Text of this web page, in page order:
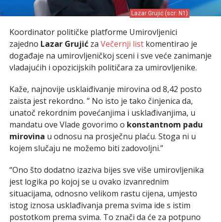
Lazar Grujić (scr: N1)
Koordinator političke platforme Umirovljenici
zajedno Lazar Grujićza Večernji listkomentirao je
događaje na umirovljeničkoj sceni i sve veće zanimanje
vladajućih i opozicijskih političara za umirovljenike.
Kaže, najnovije usklaiđivanje mirovina od 8,42 posto
zaista jest rekordno. ” No isto je tako činjenica da,
unatoč rekordnim povećanjima i usklađivanjima, u
mandatu ove Vlade govorimo o konstantnom padu
mirovina u odnosu na prosječnu plaću. Stoga ni u
kojem slučaju ne možemo biti zadovoljni.”
“Ono što dodatno izaziva bijes sve više umirovljenika
jest logika po kojoj se u ovako izvanrednim
situacijama, odnosno velikom rastu cijena, umjesto
istog iznosa usklađivanja prema svima ide s istim
postotkom prema svima. To znači da će za potpuno